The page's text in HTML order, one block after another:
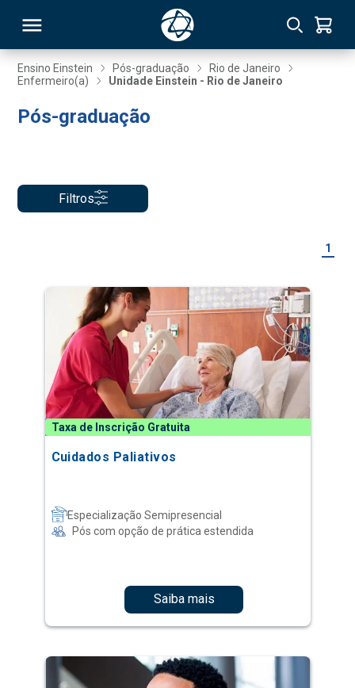
Ensino Einstein Pós-graduação
Rio de Janeiro
Enfermeiro(a)
Unidade Einstein - Rio de Janeiro
Pós-graduação
Filtros
1
Taxa de Inscrição Gratuita
Cuidados Paliativos
Especialização Semipresencial
Pós com opção de prática estendida
Saiba mais